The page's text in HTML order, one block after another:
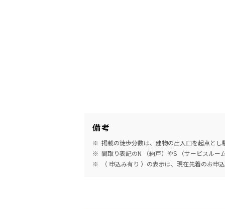
備考
掲載の徒歩分数は、建物の出入口を起点と
間取り表記のN （納戸）やS （サービスル
（ 申込み有り ）の表示は、現在先着のお